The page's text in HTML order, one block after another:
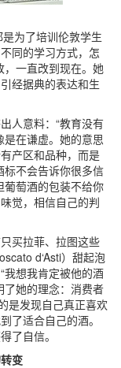
为了培训伦敦学生
同的学习方式，怎
，一直改到现在。她
经据典的表达和生
人意料：“教育没有
是在谦虚。她的意思
产区和品种，而是
标不会告诉你很多信
葡萄酒的包装不给你
觉，相信自己的判
买拉菲、拉图这些
d‘Asti）甜起泡
我想我肯定被他的酒
了她的理念：消费者
是发现自己真正喜欢
了适合自己的酒。
了自信。
变